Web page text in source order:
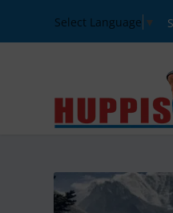
Select Language ▼